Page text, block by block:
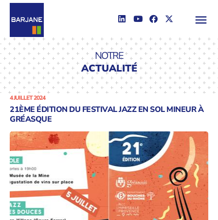
NOTRE
ACTUALITÉ
4 JUILLET 2024
21ÈME ÉDITION DU FESTIVAL JAZZ EN SOL MINEUR À
GRÉASQUE